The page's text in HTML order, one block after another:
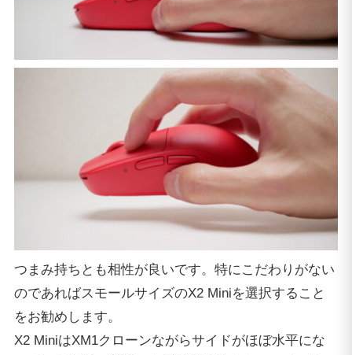
つまみ持ちとも相性が良いです。特にこだわりがない
のであればスモールサイズのX2 Miniを選択すること
をお勧めします。
X2 MiniはXM1クローンながらサイドがほぼ水平にな